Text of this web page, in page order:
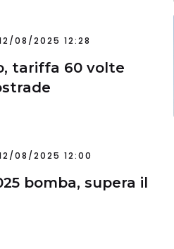
08/2025 12:28
tariffa 60 volte
08/2025 12:00
bomba, supera il